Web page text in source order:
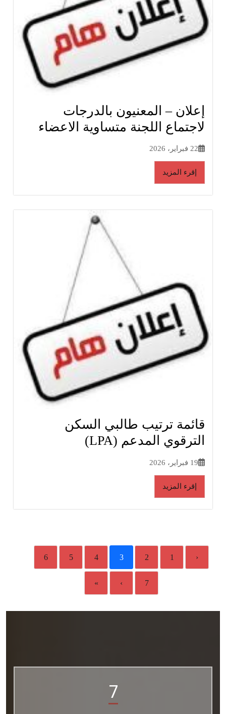
إعلان – المعنيون بالدرجات
لاجتماع اللجنة متساوية الاعضاء
22 فبراير، 2026
إقرء المزيد
قائمة ترتيب طالبي السكن
الترقوي المدعم (LPA)
19 فبراير، 2026
إقرء المزيد
‹
1
2
3
4
5
6
7
›
»
7